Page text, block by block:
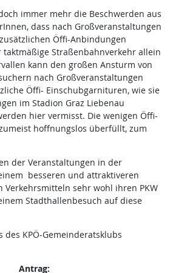
immer mehr die Beschwerden aus
dass nach Großveranstaltungen
Öffi-Anbindungen
Straßenbahnverkehr allein
kann den großen Ansturm von
nach Großveranstaltungen
Öffi- Einschubgarnituren, wie sie
im Stadion Graz Liebenau
hier vermisst. Die wenigen Öffi-
hoffnungslos überfüllt, zum
der Veranstaltungen in der
besseren und attraktiveren
Verkehrsmitteln sehr wohl ihren PKW
Stadthallenbesuch auf diese
KPÖ-Gemeinderatsklubs
Antrag: